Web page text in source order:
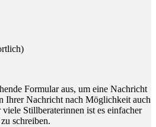
Formular aus, um eine Nachricht
Ihrer Nachricht nach Möglichkeit auch
Stillberaterinnen ist es einfacher
schreiben.